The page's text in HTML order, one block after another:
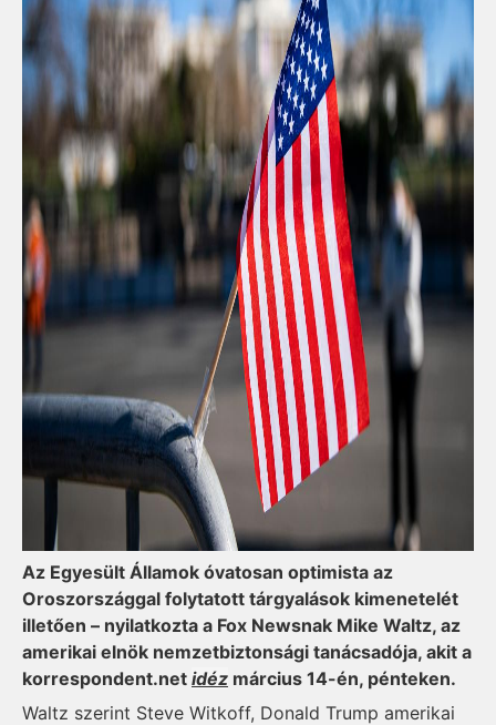
Az Egyesült Államok óvatosan optimista az
Oroszországgal folytatott tárgyalások kimenetelét
illetően – nyilatkozta a Fox Newsnak Mike Waltz, az
amerikai elnök nemzetbiztonsági tanácsadója, akit a
korrespondent.net idéz március 14-én, pénteken.
Waltz szerint Steve Witkoff, Donald Trump amerikai